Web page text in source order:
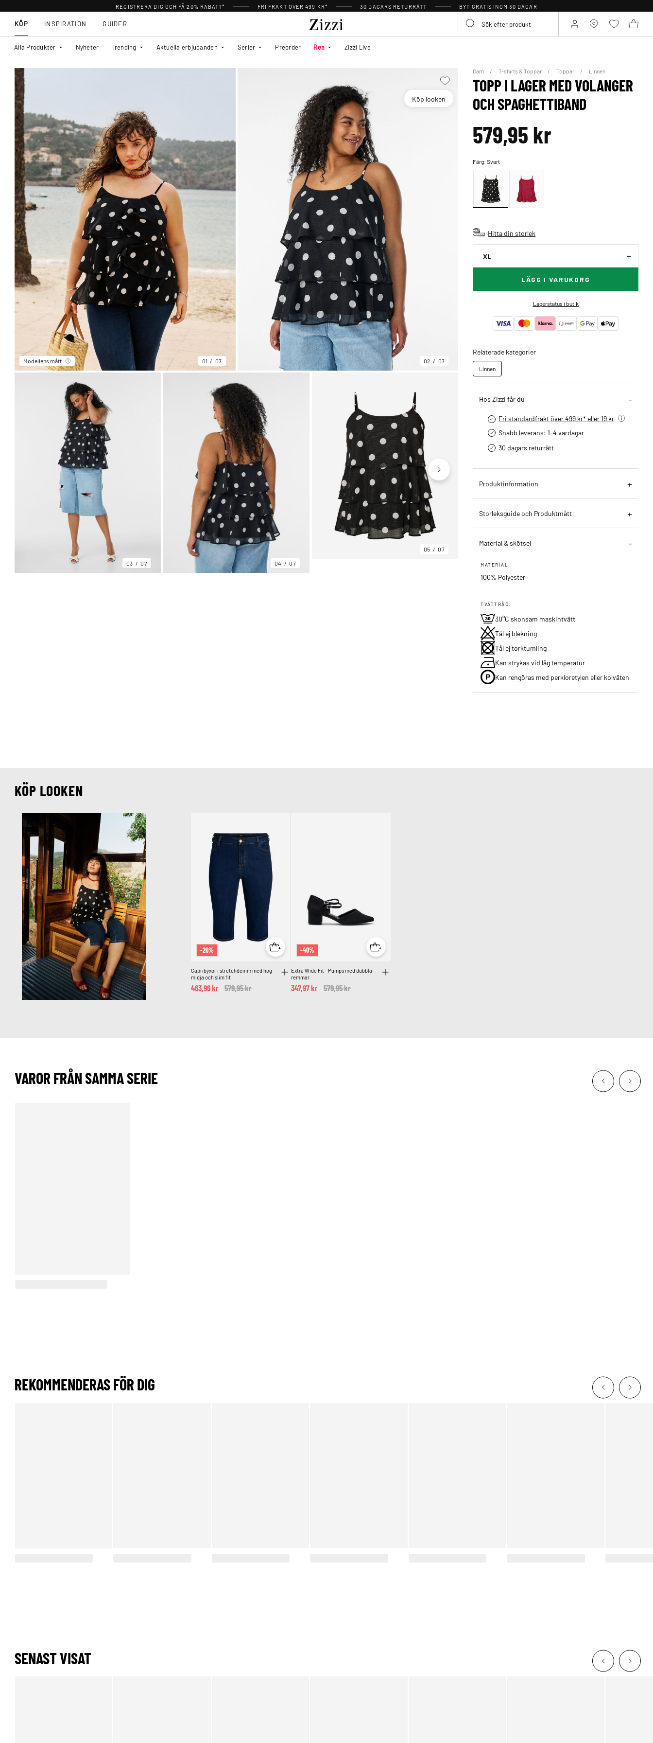
REGISTRERA DIG OCH FÅ 20% RABATT* FRI FRAKT ÖVER 499 KR* 30 DAGARS RETURRÄTT BYT GRATIS INOM 30 DAGAR
KÖP
Alla Produkter Nyheter Trending Aktuella erbjudanden Serier Preorder Rea Zizzi Live
INSPIRATION GUIDER
Köp looken
Modellens mått 01 07 02 07
03 07 04 07
05 07
Dam T-shirts & Toppar Toppar Linnen
TOPP I LAGER MED VOLANGER
OCH SPAGHETTIBAND
579,95 kr
Färg:Svart
Hitta din storlek
XL
LÄGG I VARUKORG
Lagerstatus i butik
Relaterade kategorier
Linnen
Hos Zizzi får du
Fri standardfrakt över 499 kr* eller 19 kr
Snabb leverans: 1-4 vardagar
30 dagars returrätt­
Produktinformation
Storleksguide och Produktmått
Material & skötsel
MATERIAL
100% Polyester
TVÄTTRÅD:
30°C skonsam maskintvätt
Tål ej blekning
Tål ej torktumling
Kan strykas vid låg temperatur
Kan rengöras med perkloretylen eller kolväten
KÖP LOOKEN
-20%
Capribyxor i stretchdenim med hög
midja och slim fit
Price reduced from
579,95 krto
463,96 kr
-40%
Extra Wide Fit - Pumps med dubbla
remmar
Price reduced from
579,95 kr
347,97 kr
VAROR FRÅN SAMMA SERIE
REKOMMENDERAS FÖR DIG
SENAST VISAT